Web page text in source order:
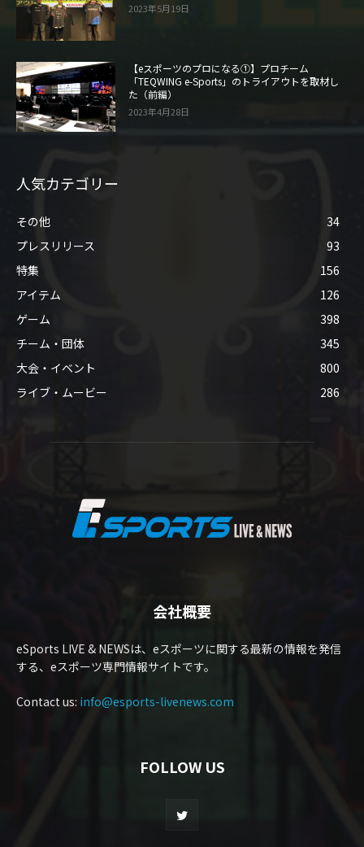
2023年5月19日
【eスポーツのプロになる①】プロチーム
「TEQWING e-Sports」のトライアウトを取材し
た（前編）
2023年4月28日
人気カテゴリー
その他
34
プレスリリース
93
特集
156
アイテム
126
ゲーム
398
チーム・団体
345
大会・イベント
800
ライブ・ムービー
286
会社概要
eSports LIVE & NEWSは、eスポーツに関する最新の情報を発信
する、eスポーツ専門情報サイトです。
Contact us: info@esports-livenews.com
FOLLOW US